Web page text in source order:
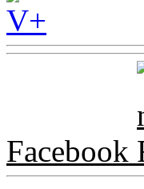
Facebook